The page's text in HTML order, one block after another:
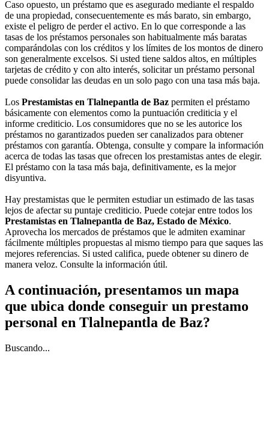
Caso opuesto, un préstamo que es asegurado mediante el respaldo
de una propiedad, consecuentemente es más barato, sin embargo,
existe el peligro de perder el activo. En lo que corresponde a las
tasas de los préstamos personales son habitualmente más baratas
comparándolas con los créditos y los límites de los montos de dinero
son generalmente excelsos. Si usted tiene saldos altos, en múltiples
tarjetas de crédito y con alto interés, solicitar un préstamo personal
puede consolidar las deudas en un solo pago con una tasa más baja.
Los Prestamistas en Tlalnepantla de Baz permiten el préstamo
básicamente con elementos como la puntuación crediticia y el
informe crediticio. Los consumidores que no se les autorice los
préstamos no garantizados pueden ser canalizados para obtener
préstamos con garantía. Obtenga, consulte y compare la información
acerca de todas las tasas que ofrecen los prestamistas antes de elegir.
El préstamo con la tasa más baja, definitivamente, es la mejor
disyuntiva.
Hay prestamistas que le permiten estudiar un estimado de las tasas
lejos de afectar su puntaje crediticio. Puede cotejar entre todos los
Prestamistas en Tlalnepantla de Baz, Estado de México.
Aprovecha los mercados de préstamos que le admiten examinar
fácilmente múltiples propuestas al mismo tiempo para que saques las
mejores referencias. Si usted califica, puede obtener su dinero de
manera veloz. Consulte la información útil.
A continuación, presentamos un mapa
que ubica donde conseguir un prestamo
personal en Tlalnepantla de Baz?
Buscando...